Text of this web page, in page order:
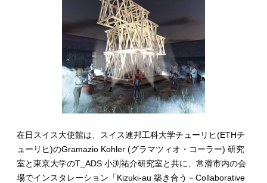
在日スイス大使館は、スイス連邦工科大学チューリヒ(ETHチ
ューリヒ)のGramazio Kohler (グラマツィオ・コーラー) 研究
室と東京大学のT_ADS 小渕祐介研究室と共に、常滑市内の会
場でインスタレーション「Kizuki-au 築き合う－Collaborative